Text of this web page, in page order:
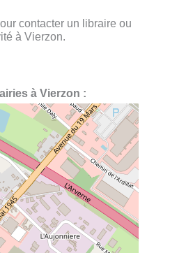
contacter un libraire ou
à Vierzon.
à Vierzon :